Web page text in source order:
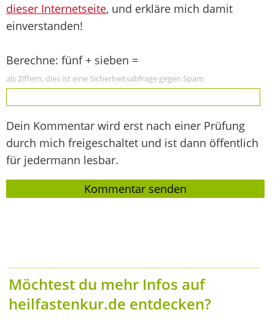
dieser Internetseite, und erkläre mich damit
einverstanden!
Berechne: fünf + sieben =
als Ziffern, dies ist eine Sicherheitsabfrage gegen Spam
Dein Kommentar wird erst nach einer Prüfung
durch mich freigeschaltet und ist dann öffentlich
für jedermann lesbar.
Möchtest du mehr Infos auf
heilfastenkur.de entdecken?